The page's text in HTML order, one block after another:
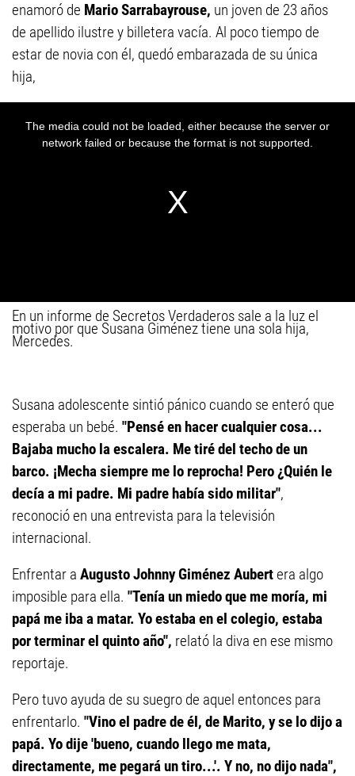
enamoró de Mario Sarrabayrouse, un joven de 23 años
de apellido ilustre y billetera vacía. Al poco tiempo de
estar de novia con él, quedó embarazada de su única
hija,
En un informe de Secretos Verdaderos sale a la luz el
motivo por que Susana Giménez tiene una sola hija,
Mercedes.
Susana adolescente sintió pánico cuando se enteró que
esperaba un bebé. "Pensé en hacer cualquier cosa...
Bajaba mucho la escalera. Me tiré del techo de un
barco. ¡Mecha siempre me lo reprocha! Pero ¿Quién le
decía a mi padre. Mi padre había sido militar",
reconoció en una entrevista para la televisión
internacional.
Enfrentar a Augusto Johnny Giménez Aubertera algo
imposible para ella. "Tenía un miedo que me moría, mi
papá me iba a matar. Yo estaba en el colegio, estaba
por terminar el quinto año", relató la diva en ese mismo
reportaje.
Pero tuvo ayuda de su suegro de aquel entonces para
enfrentarlo. "Vino el padre de él, de Marito, y se lo dijo a
papá. Yo dije 'bueno, cuando llego me mata,
directamente, me pegará un tiro...'. Y no, no dijo nada",